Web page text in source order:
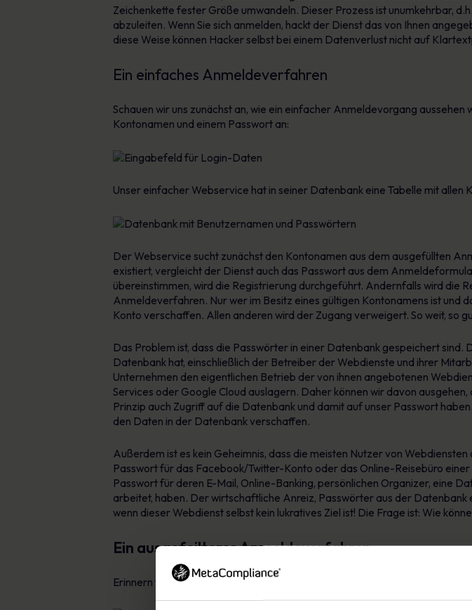
Zeichenkette fester Größe umwandeln. Dieser Prozess ist unumkehrbar,
abzuleiten. Wenn Sie sich anmelden, hackt der Dienst das von Ihnen
diese Weise können Hacker selbst bei einem Datenverlust nicht auf
Ein einfaches Anmeldeverfahren
Schauen wir uns zunächst an, wie ein einfacher Anmeldevorgang
Kontonamen und einem Passwort an:
Unser einfacher Webservice hat in seiner Datenbank eine Tabelle mit
Der Webservice sucht zunächst den Kontonamen aus dem ausgefüllten
existiert, vergleicht der Dienst auch das Passwort aus dem
übereinstimmen, wird die Registrierung durchgeführt. Andernfalls wird die
Anmeldeverfahren. Nur wer im Besitz eines gültigen Kontonamens ist und
Konto verschaffen. Allen anderen wird der Zugang verweigert. So weit, so
Das Problem ist, dass die Passwörter in einer Datenbank gespeichert
Datenbank hat, einschließlich der Betreiber der Webdienste und ihrer
Unternehmen den eigentlichen Betrieb der von ihnen angebotenen
Services oder Google Cloud auslagern. Daher können wir davon
Prinzip auch Zugriff auf die Datenbank und damit auf unser Passwort
den Daten in der Datenbank verschaffen.
Außerdem ist es kein Geheimnis, dass die meisten Nutzer von
Passwort für das Facebook/Twitter-Konto oder das Online-Reisebüro
Passwort für deren E-Mail, Online-Banking, persönlichen Organizer, eine
arbeitet, haben. Der wirtschaftliche Anreiz, Passwörter aus der
wenn dieser Webdienst selbst kein lukratives Ziel ist! Die Frage ist: Wie
Ein ausgefeilteres Anmeldeverfahren
Erinnern wir uns: Der oben beschriebene Webdienst hat in seiner